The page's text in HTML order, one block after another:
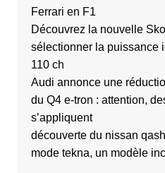
Ferrari en F1
Découvrez la nouvelle
sélectionner la puissance
110 ch
Audi annonce une
du Q4 e-tron : attention,
s’appliquent
découverte du nissan
mode tekna, un modèle